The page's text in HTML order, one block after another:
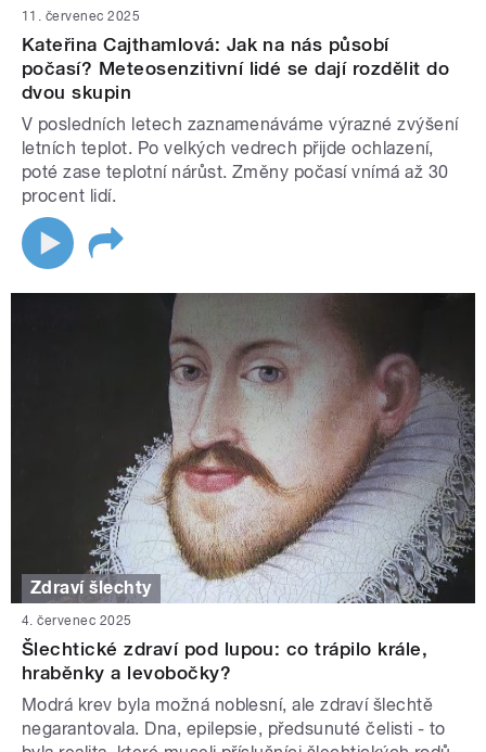
11. červenec 2025
Kateřina Cajthamlová: Jak na nás působí
počasí? Meteosenzitivní lidé se dají rozdělit do
dvou skupin
V posledních letech zaznamenáváme výrazné zvýšení
letních teplot. Po velkých vedrech přijde ochlazení,
poté zase teplotní nárůst. Změny počasí vnímá až 30
procent lidí.
Zdraví šlechty
4. červenec 2025
Šlechtické zdraví pod lupou: co trápilo krále,
hraběnky a levobočky?
Modrá krev byla možná noblesní, ale zdraví šlechtě
negarantovala. Dna, epilepsie, předsunuté čelisti - to